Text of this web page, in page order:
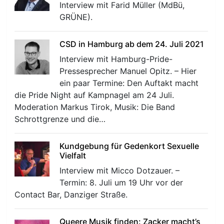
Interview mit Farid Müller (MdBü,
GRÜNE).
CSD in Hamburg ab dem 24. Juli 2021
Interview mit Hamburg-Pride-
Pressesprecher Manuel Opitz. – Hier
ein paar Termine: Den Auftakt macht
die Pride Night auf Kampnagel am 24 Juli.
Moderation Markus Tirok, Musik: Die Band
Schrottgrenze und die…
Kundgebung für Gedenkort Sexuelle
Vielfalt
Interview mit Micco Dotzauer. –
Termin: 8. Juli um 19 Uhr vor der
Contact Bar, Danziger Straße.
Queere Musik finden: Zacker macht’s